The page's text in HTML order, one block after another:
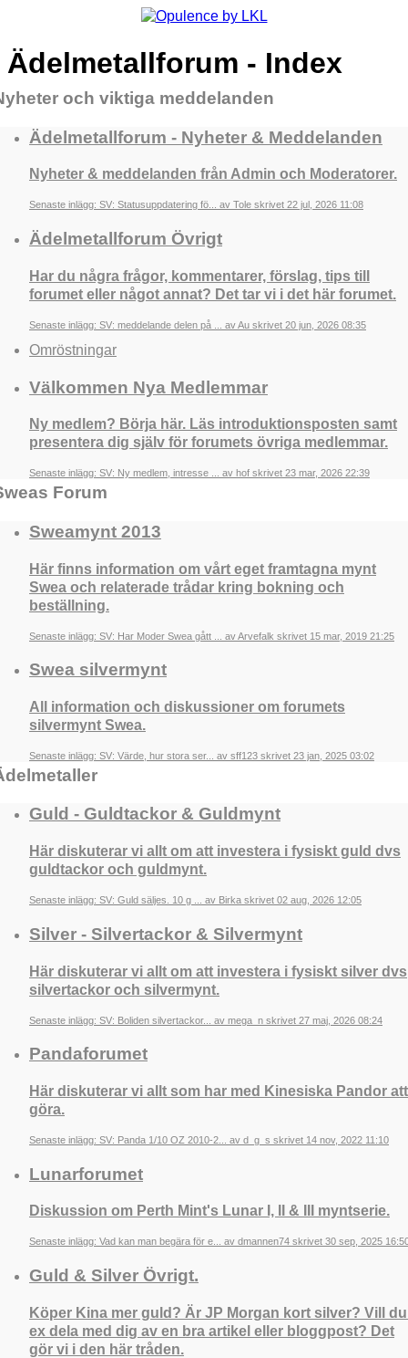
Ädelmetallforum - Index
och viktiga meddelanden
Ädelmetallforum - Nyheter & Meddelanden
Nyheter & meddelanden från Admin och Moderatorer.
Senaste inlägg: SV: Statusuppdatering fö... av Tole skrivet 22 jul, 2026 11:08
Ädelmetallforum Övrigt
Har du några frågor, kommentarer, förslag, tips till
forumet eller något annat? Det tar vi i det här forumet.
Senaste inlägg: SV: meddelande delen på ... av Au skrivet 20 jun, 2026 08:35
Omröstningar
Välkommen Nya Medlemmar
Ny medlem? Börja här. Läs introduktionsposten samt
presentera dig själv för forumets övriga medlemmar.
Senaste inlägg: SV: Ny medlem, intresse ... av hof skrivet 23 mar, 2026 22:39
Forum
Sweamynt 2013
Här finns information om vårt eget framtagna mynt
Swea och relaterade trådar kring bokning och
beställning.
Senaste inlägg: SV: Har Moder Swea gått ... av Arvefalk skrivet 15 mar, 2019 21:25
Swea silvermynt
All information och diskussioner om forumets
silvermynt Swea.
Senaste inlägg: SV: Värde, hur stora ser... av sff123 skrivet 23 jan, 2025 03:02
Guld - Guldtackor & Guldmynt
Här diskuterar vi allt om att investera i fysiskt guld dvs
guldtackor och guldmynt.
Senaste inlägg: SV: Guld säljes. 10 g ... av Birka skrivet 02 aug, 2026 12:05
Silver - Silvertackor & Silvermynt
Här diskuterar vi allt om att investera i fysiskt silver dvs
silvertackor och silvermynt.
Senaste inlägg: SV: Boliden silvertackor... av mega_n skrivet 27 maj, 2026 08:24
Pandaforumet
Här diskuterar vi allt som har med Kinesiska Pandor att
göra.
Senaste inlägg: SV: Panda 1/10 OZ 2010-2... av d_g_s skrivet 14 nov, 2022 11:10
Lunarforumet
Diskussion om Perth Mint's Lunar I, II & III myntserie.
Senaste inlägg: Vad kan man begära för e... av dmannen74 skrivet 30 sep, 2025
Guld & Silver Övrigt.
Köper Kina mer guld? Är JP Morgan kort silver? Vill
ex dela med dig av en bra artikel eller bloggpost? Det
gör vi i den här tråden.